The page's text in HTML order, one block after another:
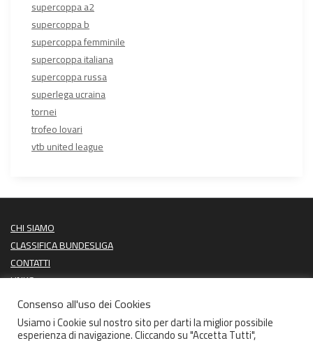
supercoppa a2
supercoppa b
supercoppa femminile
supercoppa italiana
supercoppa russa
superlega ucraina
tornei
trofeo lovari
vtb united league
CHI SIAMO
CLASSIFICA BUNDESLIGA
CONTATTI
LINKS
PROSSIME PARTITE
ULTIMI RISULTATI
Consenso all'uso dei Cookies
Usiamo i Cookie sul nostro sito per darti la miglior possibile
esperienza di navigazione. Cliccando su "Accetta Tutti",